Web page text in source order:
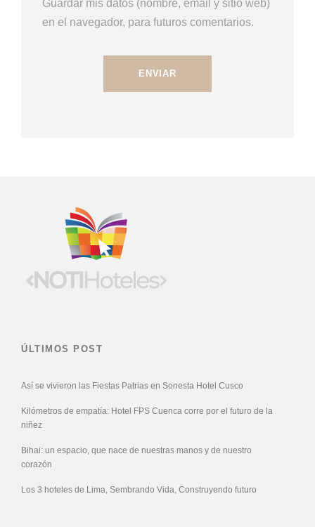
Guardar mis datos (nombre, email y sitio web)
en el navegador, para futuros comentarios.
ÚLTIMOS POST
Así se vivieron las Fiestas Patrias en Sonesta Hotel Cusco
Kilómetros de empatía: Hotel FPS Cuenca corre por el futuro de la
niñez
Bihai: un espacio, que nace de nuestras manos y de nuestro
corazón
Los 3 hoteles de Lima, Sembrando Vida, Construyendo futuro